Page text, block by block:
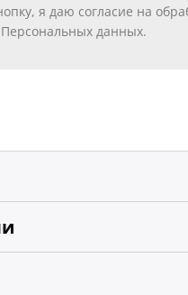
я даю согласие на
Персональных данных.